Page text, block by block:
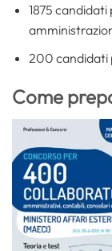
1875
200 candidati
Come